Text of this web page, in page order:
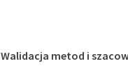
metod i